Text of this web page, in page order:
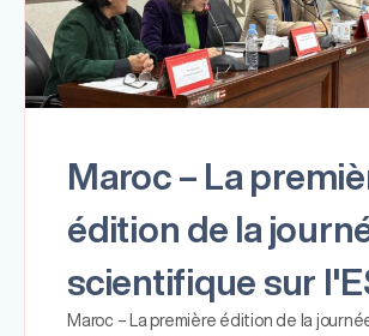
Maroc – La
édition de la
scientifique sur
Maroc – La première édition de la